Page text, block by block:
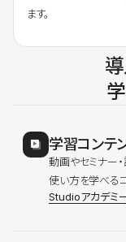
ます。
学習コンテ
動画やセミナー・
使い方を学べる
Studioアカデミ